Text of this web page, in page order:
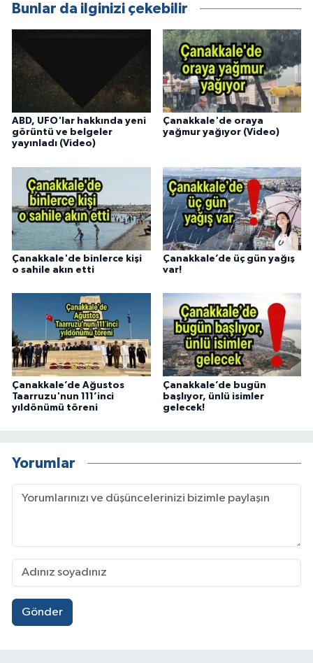
Bunlar da ilginizi çekebilir
ABD, UFO'lar hakkında yeni
görüntü ve belgeler
yayınladı (Video)
Çanakkale'de oraya
yağmur yağıyor (Video)
Çanakkale'de binlerce kişi
o sahile akın etti
Çanakkale’de üç gün yağış
var!
Çanakkale’de Ağustos
Taarruzu'nun 111’inci
yıldönümü töreni
Çanakkale’de bugün
başlıyor, ünlü isimler
gelecek!
Yorumlar
Gönder